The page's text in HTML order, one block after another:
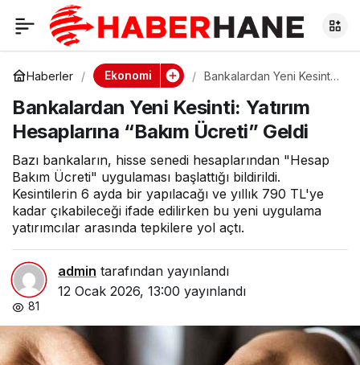
Haberler Ekonomi
Bankalardan Yeni Kesinti:
“Bakım Ücreti” Geldi
Bankalardan Yeni Kesinti: Yatırım
Hesaplarına “Bakım Ücreti” Geldi
Bazı bankaların, hisse senedi hesaplarından "Hesap
Bakım Ücreti" uygulaması başlattığı bildirildi.
Kesintilerin 6 ayda bir yapılacağı ve yıllık 790 TL'ye
kadar çıkabileceği ifade edilirken bu yeni uygulama
yatırımcılar arasında tepkilere yol açtı.
admin tarafından yayınlandı
12 Ocak 2026, 13:00 yayınlandı
81
Bankalardan Yeni
Kesinti: Yatırım
Hesaplarına “Bakım
Ücreti” Geldi